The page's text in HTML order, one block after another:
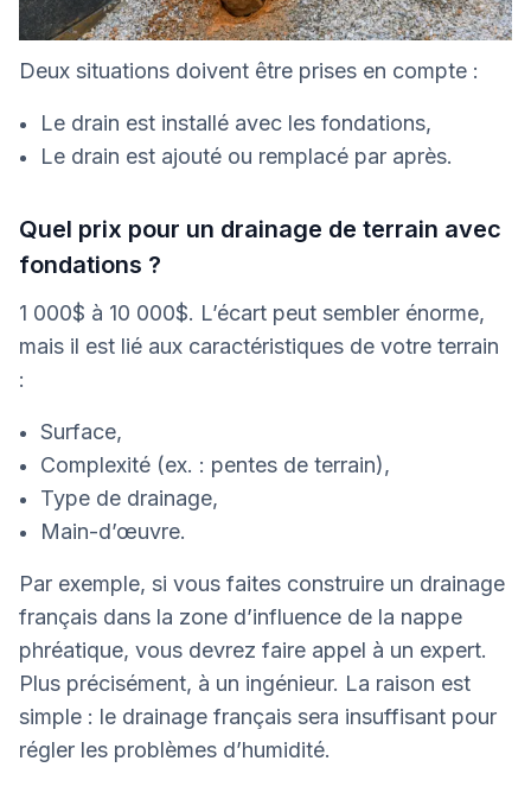
Deux situations doivent être prises en compte :
Le drain est installé avec les fondations,
Le drain est ajouté ou remplacé par après.
Quel prix pour un drainage de terrain avec
fondations ?
1 000$ à 10 000$. L’écart peut sembler énorme,
mais il est lié aux caractéristiques de votre terrain
:
Surface,
Complexité (ex. : pentes de terrain),
Type de drainage,
Main-d’œuvre.
Par exemple, si vous faites construire un drainage
français dans la zone d’influence de la nappe
phréatique, vous devrez faire appel à un expert.
Plus précisément, à un ingénieur. La raison est
simple : le drainage français sera insuffisant pour
régler les problèmes d’humidité.